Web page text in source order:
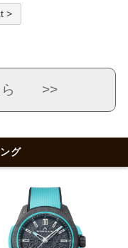
>
たら >>
グ